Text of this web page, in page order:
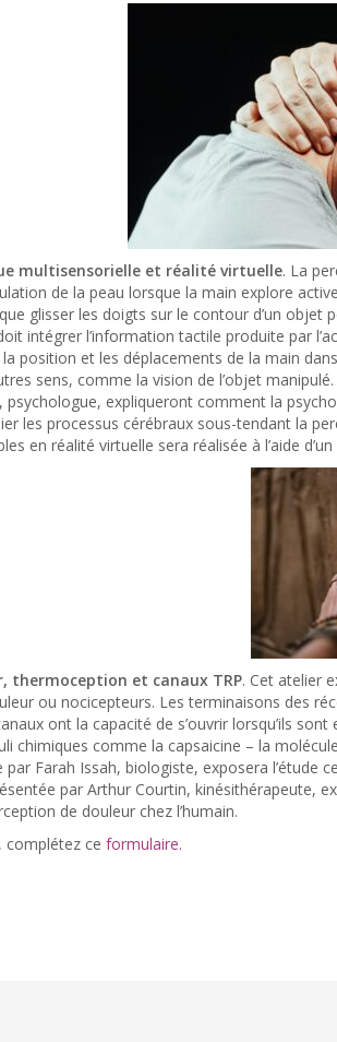
multisensorielle et réalité virtuelle. La
de la peau lorsque la main explore
glisser les doigts sur le contour d’un objet
intégrer l’information tactile produite par
position et les déplacements de la main
sens, comme la vision de l’objet
psychologue, expliqueront comment la
les processus cérébraux sous-tendant la
en réalité virtuelle sera réalisée à l’aide
thermoception et canaux TRP. Cet atelier
ou nocicepteurs. Les terminaisons des
ont la capacité de s’ouvrir lorsqu’ils
chimiques comme la capsaicine – la
Farah Issah, biologiste, exposera l’étude
par Arthur Courtin, kinésithérapeute,
de douleur chez l’humain.
complétez ce formulaire.